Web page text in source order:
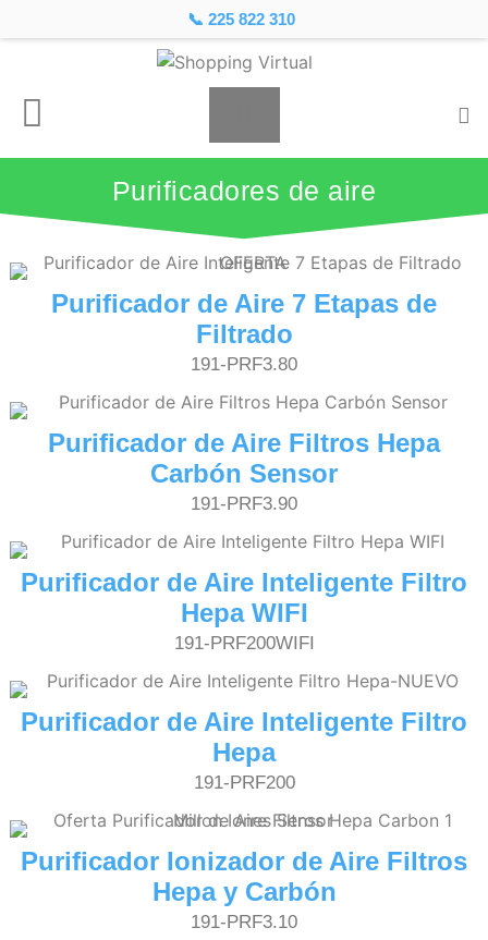
📞 225 822 310
Purificadores de aire
Purificador de Aire 7 Etapas de
Filtrado
191-PRF3.80
Purificador de Aire Filtros Hepa
Carbón Sensor
191-PRF3.90
Purificador de Aire Inteligente Filtro
Hepa WIFI
191-PRF200WIFI
Purificador de Aire Inteligente Filtro
Hepa
191-PRF200
Purificador Ionizador de Aire Filtros
Hepa y Carbón
191-PRF3.10